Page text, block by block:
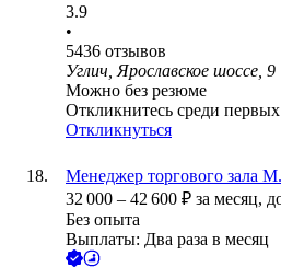
3.9
•
5436 отзывов
Углич, Ярославское шоссе, 9
Можно без резюме
Откликнитесь среди первых
Откликнуться
Менеджер торгового зала
32 000 – 42 600 ₽ за месяц,
Без опыта
Выплаты: Два раза в месяц